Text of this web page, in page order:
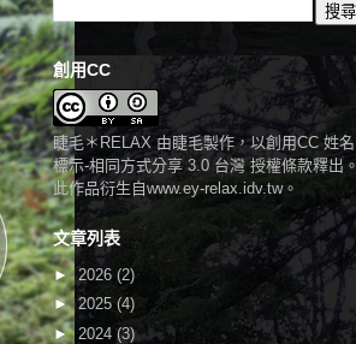
創用CC
睫毛＊RELAX 由睫毛製作，以創用CC 姓名
標示-相同方式分享 3.0 台灣 授權條款釋出。
此作品衍生自www.ey-relax.idv.tw。
文章列表
► 2026 (2)
►2025(4)
► 2024 (3)